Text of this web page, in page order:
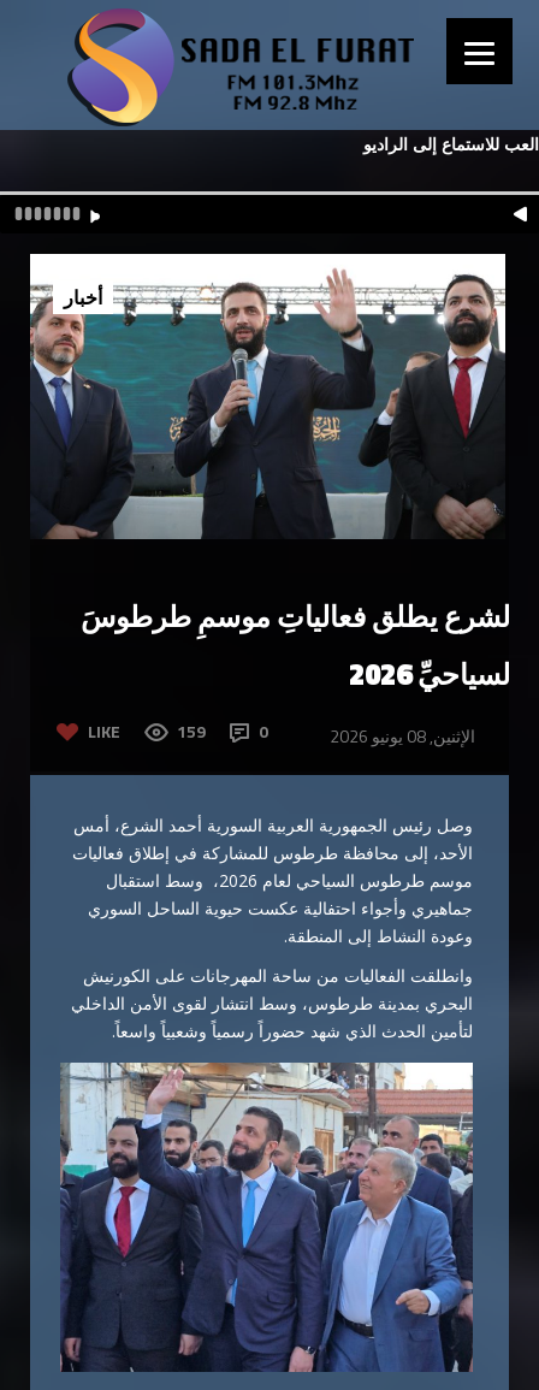
العب للاستماع إلى الراديو
الشرع يطلق فعالياتِ موسمِ طرطوسَ
السياحيِّ 2026
LIKE 159 0 الإثنين, 08 يونيو 2026
أخبار
وصل رئيس الجمهورية العربية السورية أحمد الشرع، أمس
الأحد، إلى محافظة طرطوس للمشاركة في إطلاق فعاليات
موسم طرطوس السياحي لعام 2026، وسط استقبال
جماهيري وأجواء احتفالية عكست حيوية الساحل السوري
وعودة النشاط إلى المنطقة.
وانطلقت الفعاليات من ساحة المهرجانات على الكورنيش
البحري بمدينة طرطوس، وسط انتشار لقوى الأمن الداخلي
لتأمين الحدث الذي شهد حضوراً رسمياً وشعبياً واسعاً.